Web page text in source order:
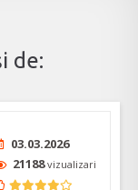
de:
03.03.2026
21188vizualizari